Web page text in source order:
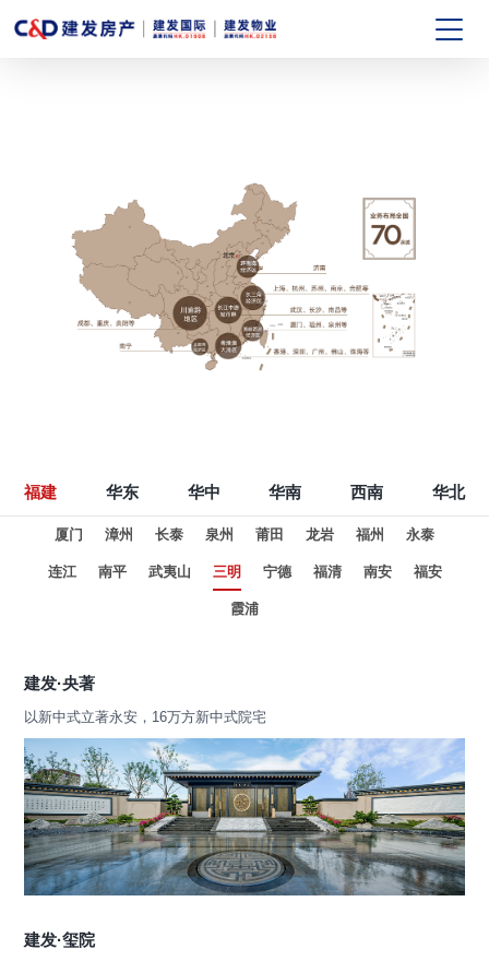
福建 华东 华中 华南 西南 华北
厦门 漳州 长泰 泉州 莆田 龙岩 福州 永泰
连江 南平 武夷山 三明 宁德 福清 南安 福安
霞浦
建发·央著
以新中式立著永安，16万方新中式院宅
建发·玺院